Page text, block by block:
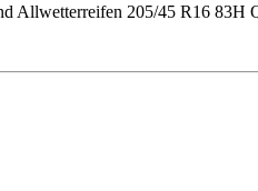
Allwetterreifen 205/45 R16 83H